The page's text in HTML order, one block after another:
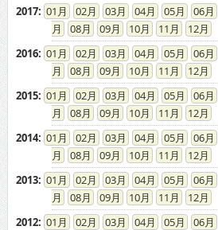
2017: 01 02 03 04 05 06
08
09 10 11
12
2016: 01 02 03 04 05 06
08
09 10 11
12
2015: 01 02 03 04 05 06
08
09 10 11
12
2014: 01 02 03 04 05 06
08
09 10 11
12
2013: 01 02 03 04 05 06
08
09 10 11
12
2012: 01 02 03 04 05 06